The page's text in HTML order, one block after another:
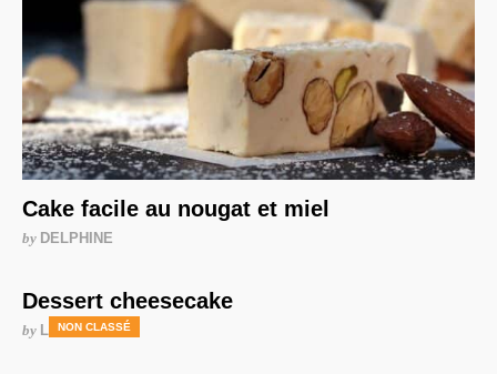
Cake facile au nougat et miel
by DELPHINE
NON CLASSÉ
Dessert cheesecake
by LAURENCE